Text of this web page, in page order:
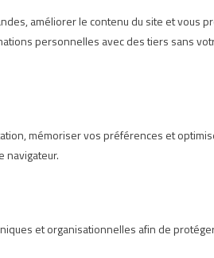
améliorer le contenu du site et vous
personnelles avec des tiers sans
mémoriser vos préférences et
navigateur.
et organisationnelles afin de